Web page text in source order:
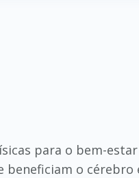
para o bem-
beneficiam o cérebro